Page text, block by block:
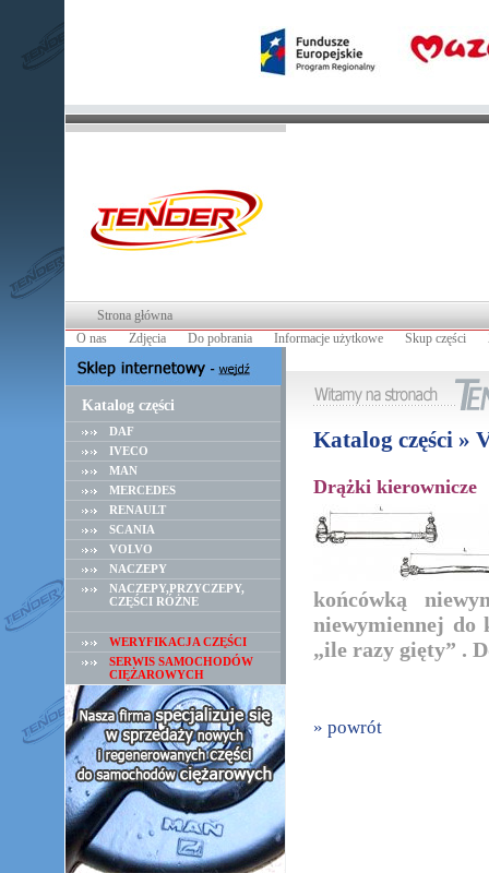
Strona główna
O nas
Zdjęcia Do pobrania Informacje użytkowe Skup części
Katalog części
DAF
IVECO
MAN
MERCEDES
RENAULT
SCANIA
VOLVO
NACZEPY
NACZEPY,PRZYCZEPY,
CZĘŚCI RÓŻNE
WERYFIKACJA CZĘŚCI
SERWIS SAMOCHODÓW
CIĘŻAROWYCH
Katalog części »
Drążki kierownicze
końcówką
niewymiennej
„ile razy gięty” .
» powrót